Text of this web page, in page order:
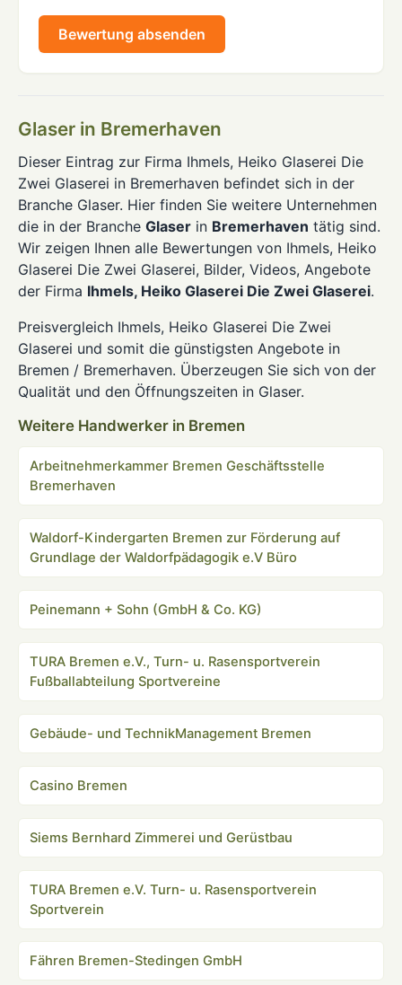
Bewertung absenden
Glaser in Bremerhaven
Dieser Eintrag zur Firma Ihmels, Heiko Glaserei Die
Zwei Glaserei in Bremerhaven befindet sich in der
Branche Glaser. Hier finden Sie weitere Unternehmen
die in der Branche Glaser in Bremerhaven tätig sind.
Wir zeigen Ihnen alle Bewertungen von Ihmels, Heiko
Glaserei Die Zwei Glaserei, Bilder, Videos, Angebote
der Firma Ihmels, Heiko Glaserei Die Zwei Glaserei.
Preisvergleich Ihmels, Heiko Glaserei Die Zwei
Glaserei und somit die günstigsten Angebote in
Bremen / Bremerhaven. Überzeugen Sie sich von der
Qualität und den Öffnungszeiten in Glaser.
Weitere Handwerker in Bremen
Arbeitnehmerkammer Bremen Geschäftsstelle
Bremerhaven
Waldorf-Kindergarten Bremen zur Förderung auf
Grundlage der Waldorfpädagogik e.V Büro
Peinemann + Sohn (GmbH & Co. KG)
TURA Bremen e.V., Turn- u. Rasensportverein
Fußballabteilung Sportvereine
Gebäude- und TechnikManagement Bremen
Casino Bremen
Siems Bernhard Zimmerei und Gerüstbau
TURA Bremen e.V. Turn- u. Rasensportverein
Sportverein
Fähren Bremen-Stedingen GmbH